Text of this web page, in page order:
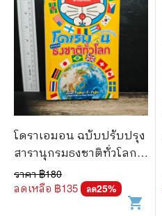
โดราเอมอน ฉบับปรับปรุง
สารานุกรมธงชาติทั่วโลก -
Fujiko F. Fujio
ราคา ฿180
ลดเหลือ ฿135 ลด25%
shopping_cart
🎓 การศึกษา
😼 หนังสือการ์ตูน
🐲 หนังสือเด็ก
📕 นิตยสาร
🌎 International Books
🎲 Board Game
📅 สินค้าอื่นๆ